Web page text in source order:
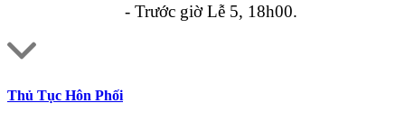
- Trước giờ Lễ 5, 18h00.
Thủ Tục Hôn Phối